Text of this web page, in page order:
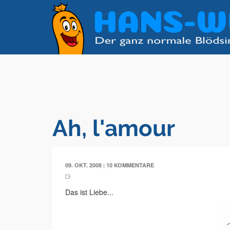
Ah, l'amour
09. OKT. 2008 | 10 KOMMENTARE
Das ist Liebe...